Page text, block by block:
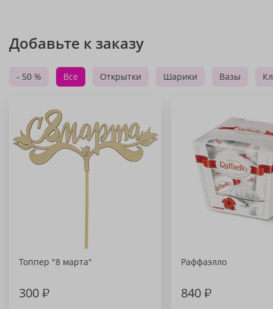
Добавьте к заказу
- 50 % Все Открытки Шарики Вазы
Топпер "8 марта"
300₽
Раффаэлло
840₽